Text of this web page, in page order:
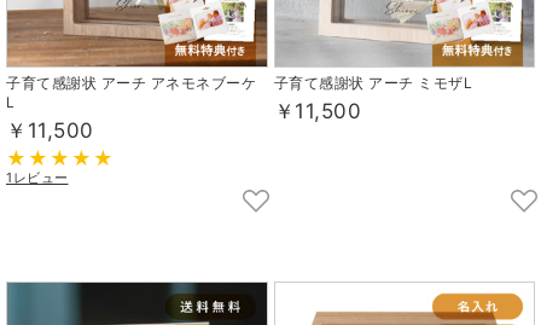
子育て感謝状 アーチ アネモネブーケ
L
￥11,500
1レビュー
子育て感謝状 アーチ ミモザL
￥11,500